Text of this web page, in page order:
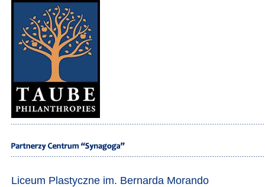
Liceum Plastyczne im. Bernarda Morando